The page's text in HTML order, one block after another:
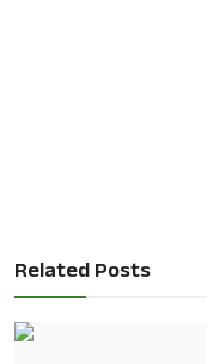
Related Posts